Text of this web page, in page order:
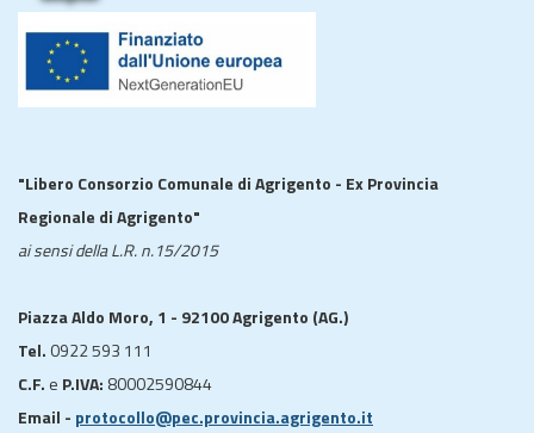
"Libero Consorzio Comunale di Agrigento - Ex Provincia
Regionale di Agrigento"
ai sensi della L.R. n.15/2015
Piazza Aldo Moro, 1 - 92100 Agrigento (AG.)
Tel. 0922 593 111
C.F. e P.IVA: 80002590844
Email - protocollo@pec.provincia.agrigento.it